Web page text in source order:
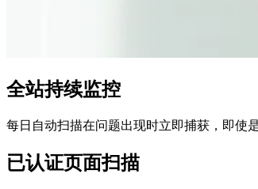
全站持续监控
每日自动扫描在问题出现时立即捕获，即使
已认证页面扫描